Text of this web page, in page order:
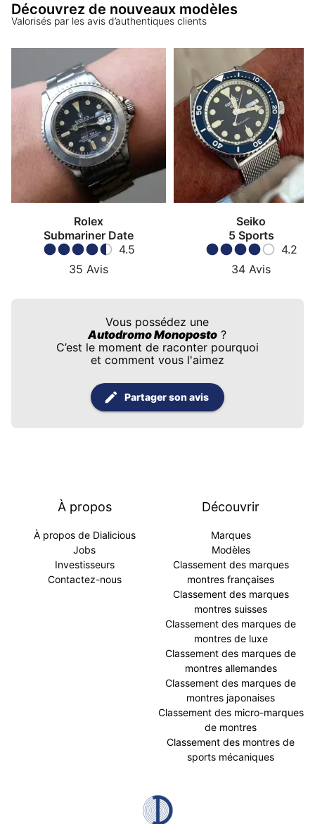
Découvrez de nouveaux modèles
Valorisés par les avis d’authentiques clients
Rolex
Submariner Date
4.5
35 Avis
Seiko
5 Sports
4.2
34 Avis
Vous possédez une
Autodromo Monoposto ?
C’est le moment de raconter pourquoi
et comment vous l'aimez
Partager son avis
À propos
À propos de Dialicious
Jobs
Investisseurs
Contactez-nous
Découvrir
Marques
Modèles
Classement des marques
montres françaises
Classement des marques
montres suisses
Classement des marques de
montres de luxe
Classement des marques de
montres allemandes
Classement des marques de
montres japonaises
Classement des micro-marques
de montres
Classement des montres de
sports mécaniques